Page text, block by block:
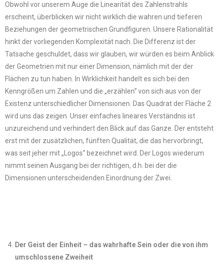
Obwohl vor unserem Auge die Linearität des Zahlenstrahls
erscheint, überblicken wir nicht wirklich die wahren und tieferen
Beziehungen der geometrischen Grundfiguren. Unsere Rationalität
hinkt der vorliegenden Komplexität nach. Die Differenz ist der
Tatsache geschuldet, dass wir glauben, wir würden es beim Anblick
der Geometrien mit nur einer Dimension, nämlich mit der der
Flächen zu tun haben. In Wirklichkeit handelt es sich bei den
Kenngrößen um Zahlen und die „erzählen“ von sich aus von der
Existenz unterschiedlicher Dimensionen. Das Quadrat der Fläche 2
wird uns das zeigen. Unser einfaches lineares Verständnis ist
unzureichend und verhindert den Blick auf das Ganze. Der entsteht
erst mit der zusätzlichen, fünften Qualität, die das hervorbringt,
was seit jeher mit „Logos“ bezeichnet wird. Der Logos wiederum
nimmt seinen Ausgang bei der richtigen, d.h. bei der die
Dimensionen unterscheidenden Einordnung der Zwei.
Der Geist der Einheit – das wahrhafte Sein oder die von ihm
umschlossene Zweiheit